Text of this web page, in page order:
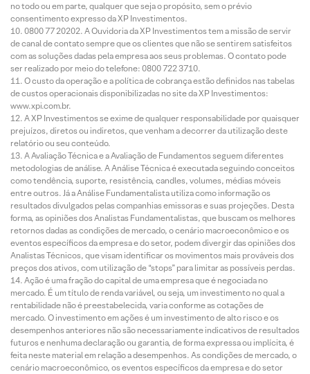
no todo ou em parte, qualquer que seja o propósito, sem o prévio
consentimento expresso da XP Investimentos.
0800 77 20202. A Ouvidoria da XP Investimentos tem a missão de servir
de canal de contato sempre que os clientes que não se sentirem satisfeitos
com as soluções dadas pela empresa aos seus problemas. O contato pode
ser realizado por meio do telefone: 0800 722 3710.
O custo da operação e a política de cobrança estão definidos nas tabelas
de custos operacionais disponibilizadas no site da XP Investimentos:
www.xpi.com.br.
A XP Investimentos se exime de qualquer responsabilidade por quaisquer
prejuízos, diretos ou indiretos, que venham a decorrer da utilização deste
relatório ou seu conteúdo.
A Avaliação Técnica e a Avaliação de Fundamentos seguem diferentes
metodologias de análise. A Análise Técnica é executada seguindo conceitos
como tendência, suporte, resistência, candles, volumes, médias móveis
entre outros. Já a Análise Fundamentalista utiliza como informação os
resultados divulgados pelas companhias emissoras e suas projeções. Desta
forma, as opiniões dos Analistas Fundamentalistas, que buscam os melhores
retornos dadas as condições de mercado, o cenário macroeconômico e os
eventos específicos da empresa e do setor, podem divergir das opiniões dos
Analistas Técnicos, que visam identificar os movimentos mais prováveis dos
preços dos ativos, com utilização de “stops” para limitar as possíveis perdas.
Ação é uma fração do capital de uma empresa que é negociada no
mercado. É um título de renda variável, ou seja, um investimento no qual a
rentabilidade não é preestabelecida, varia conforme as cotações de
mercado. O investimento em ações é um investimento de alto risco e os
desempenhos anteriores não são necessariamente indicativos de resultados
futuros e nenhuma declaração ou garantia, de forma expressa ou implícita, é
feita neste material em relação a desempenhos. As condições de mercado, o
cenário macroeconômico, os eventos específicos da empresa e do setor